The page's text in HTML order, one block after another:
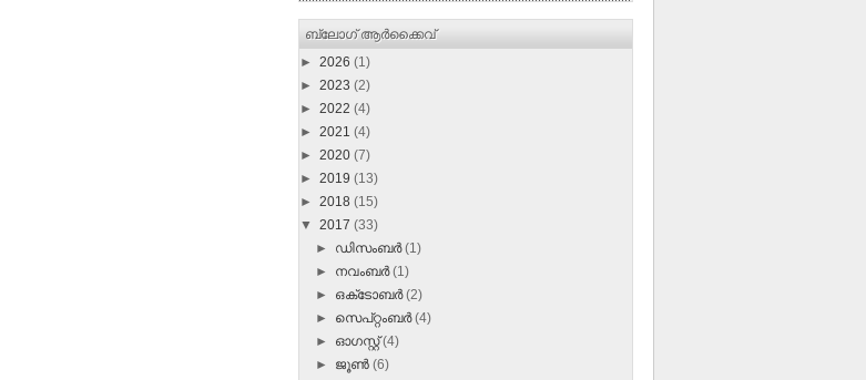
ബ്ലോഗ് ആര്‍ക്കൈവ്
► 2026 (1)
► 2023 (2)
► 2022 (4)
► 2021 (4)
► 2020 (7)
► 2019 (13)
► 2018 (15)
▼ 2017 (33)
► ഡിസംബർ(1)
► നവംബർ(1)
► ഒക്‌ടോബർ(2)
► സെപ്റ്റംബർ(4)
► ഓഗസ്റ്റ്(4)
► ജൂൺ(6)